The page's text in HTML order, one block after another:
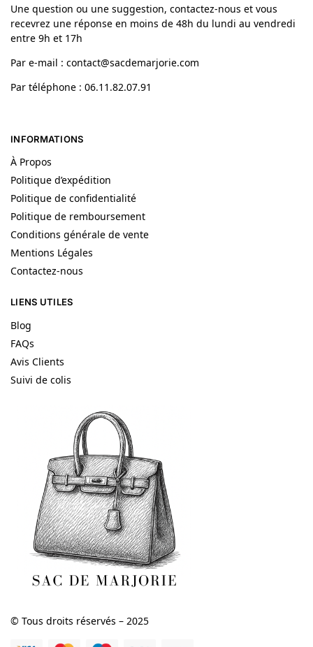
Une question ou une suggestion, contactez-nous et vous
recevrez une réponse en moins de 48h du lundi au vendredi
entre 9h et 17h
Par e-mail : contact@sacdemarjorie.com
Par téléphone : 06.11.82.07.91
INFORMATIONS
À Propos
Politique d’expédition
Politique de confidentialité
Politique de remboursement
Conditions générale de vente
Mentions Légales
Contactez-nous
LIENS UTILES
Blog
FAQs
Avis Clients
Suivi de colis
© Tous droits réservés – 2025